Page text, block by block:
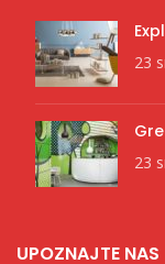
23
23
UPOZNAJTE NAS